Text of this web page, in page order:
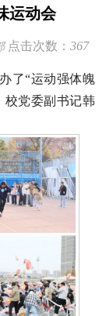
运动会
点击次数： 367
了“运动强体魄
校党委副书记韩